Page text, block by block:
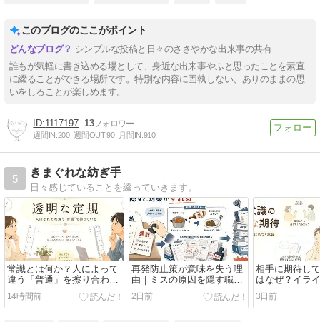
このブログのここがポイント
シンプルな投稿と日々のささやかな出来事の共有
誰もが気軽に書き込める場として、身近な出来事やふと思ったことを素直
に綴ることができる場所です。特別な内容に固執しない、ありのままの思
いをしることが楽しめます。
1117197 13
週間IN:200 週間OUT:90 月間IN:910
5
きまぐれな紡ぎ手
日々感じていることを綴っていきます。
常識とは何か？人によって
違う「普通」を擦り合わせ
る4つの方法
14時間前
再発防止策が意味を失う理
由｜ミスの原因を隠す職場
で真面目な人が疲れる
2日前
相手に期待し
はなぜ？イラ
減らす「期待
束」の分け方
3日前